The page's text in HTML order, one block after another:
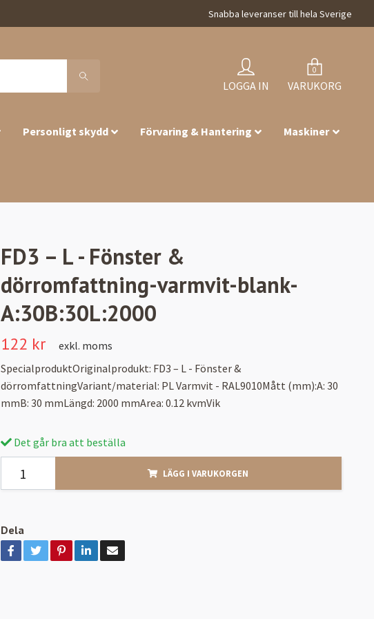
Snabba leveranser till hela Sverige
LOGGA IN
0
VARUKORG
Personligt skydd Förvaring & Hantering Maskiner
FD3 – L - Fönster &
dörromfattning-varmvit-blank-
A:30B:30L:2000
122 kr
exkl. moms
SpecialproduktOriginalprodukt: FD3 – L - Fönster &
dörromfattningVariant/material: PL Varmvit - RAL9010Mått (mm):A: 30
mmB: 30 mmLängd: 2000 mmArea: 0.12 kvmVik
Det går bra att beställa
LÄGG I VARUKORGEN
Dela